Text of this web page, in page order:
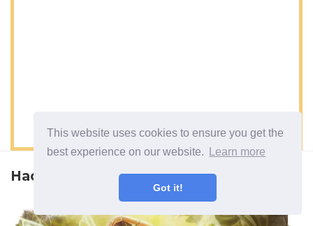
This website uses cookies to ensure you get the
best experience on our website.
Learn more
Got it!
Наступна стаття